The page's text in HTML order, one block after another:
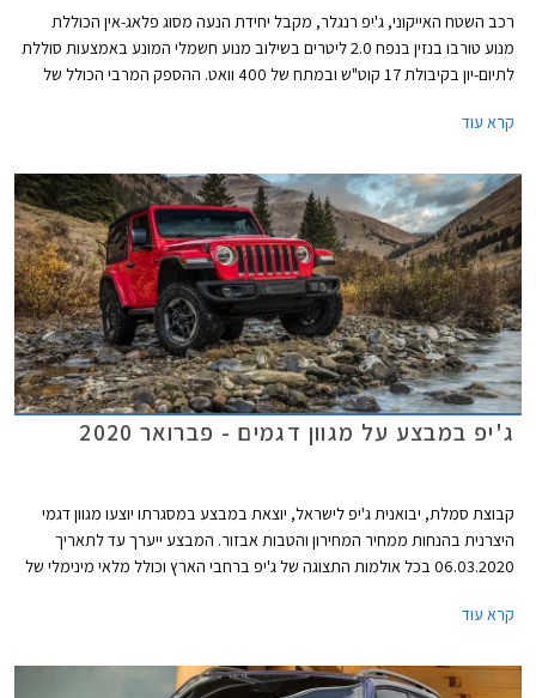
רכב השטח האייקוני, ג'יפ רנגלר, מקבל יחידת הנעה מסוג פלאג-אין הכוללת
מנוע טורבו בנזין בנפח 2.0 ליטרים בשילוב מנוע חשמלי המונע באמצעות סוללת
לתיום-יון בקיבולת 17 קוט"ש ובמתח של 400 וואט. ההספק המרבי הכולל של
קרא עוד
ג'יפ במבצע על מגוון דגמים - פברואר 2020
קבוצת סמלת, יבואנית ג'יפ לישראל, יוצאת במבצע במסגרתו יוצעו מגוון דגמי
היצרנית בהנחות ממחיר המחירון והטבות אבזור. המבצע ייערך עד לתאריך
06.03.2020 בכל אולמות התצוגה של ג'יפ ברחבי הארץ וכולל מלאי מינימלי של
קרא עוד